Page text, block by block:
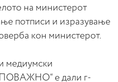
на министерот
потписи и изразување
кон министерот.
медиумски
е дали г-